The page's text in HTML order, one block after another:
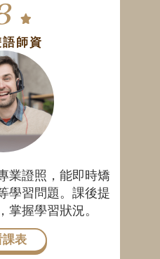
師資
業證照，能即時矯
學習問題。課後提
掌握學習狀況。
課表